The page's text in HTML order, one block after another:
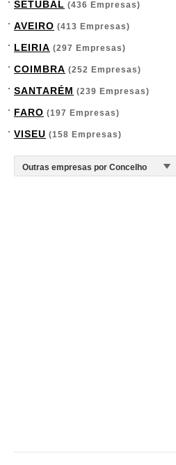
SETÚBAL (436 Empresas)
AVEIRO (413 Empresas)
LEIRIA (297 Empresas)
COIMBRA (252 Empresas)
SANTARÉM (239 Empresas)
FARO (197 Empresas)
VISEU (158 Empresas)